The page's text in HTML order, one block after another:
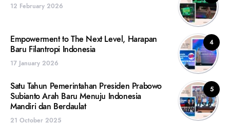
12 February 2026
4
Empowerment to The Next Level, Harapan
Baru Filantropi Indonesia
17 January 2026
5
Satu Tahun Pemerintahan Presiden Prabowo
Subianto Arah Baru Menuju Indonesia
Mandiri dan Berdaulat
21 October 2025